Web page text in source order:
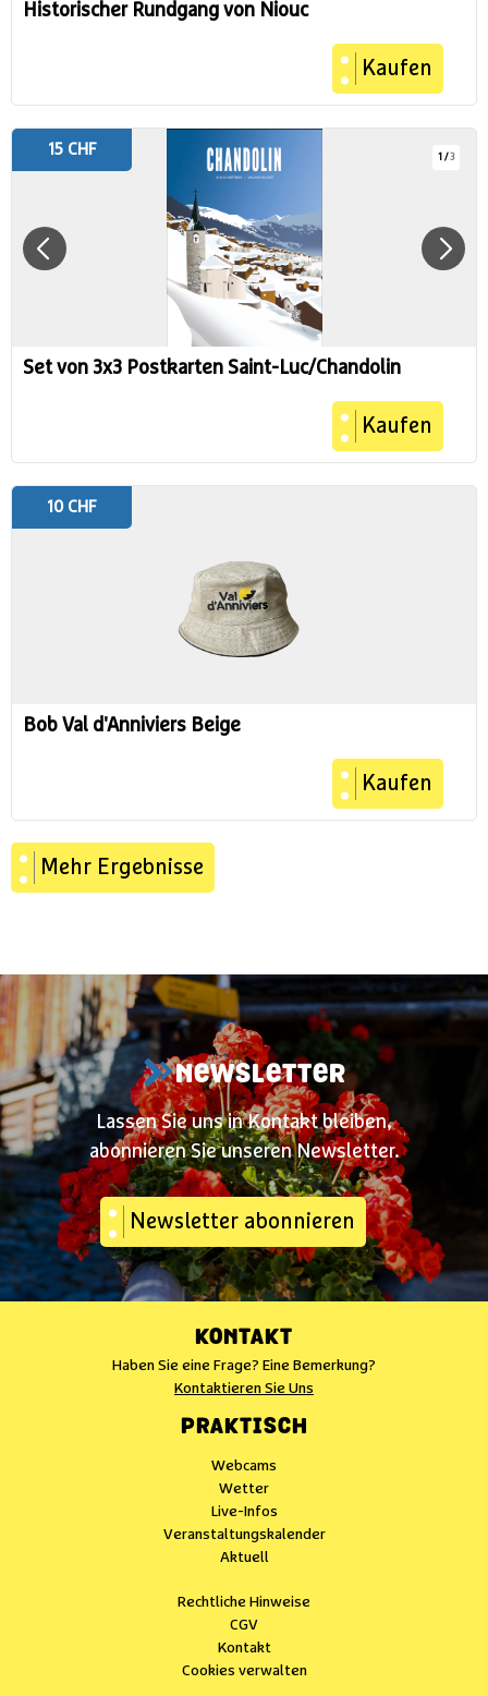
Historischer Rundgang von Niouc
Kaufen
1 /3
Set von 3x3 Postkarten Saint-Luc/Chandolin
Kaufen
15 CHF
Bob Val d'Anniviers Beige
Kaufen
10 CHF
Mehr Ergebnisse
NEWSLETTER
Lassen Sie uns in Kontakt bleiben,
abonnieren Sie unseren Newsletter.
Newsletter abonnieren
KONTAKT
Haben Sie eine Frage? Eine Bemerkung?
Kontaktieren Sie Uns
PRAKTISCH
Webcams
Wetter
Live-Infos
Veranstaltungskalender
Aktuell
Rechtliche Hinweise
CGV
Kontakt
Cookies verwalten